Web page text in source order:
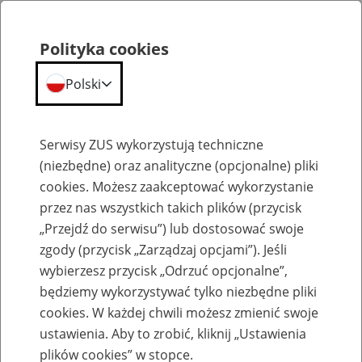
Emerytury
Baza zlikwidowanych lub
przekształconych zakładów pracy
Polityka cookies
Polski
Serwisy ZUS wykorzystują techniczne
(niezbędne) oraz analityczne (opcjonalne) pliki
cookies. Możesz zaakceptować wykorzystanie
przez nas wszystkich takich plików (przycisk
„Przejdź do serwisu”) lub dostosować swoje
zgody (przycisk „Zarządzaj opcjami”). Jeśli
wybierzesz przycisk „Odrzuć opcjonalne”,
będziemy wykorzystywać tylko niezbędne pliki
cookies. W każdej chwili możesz zmienić swoje
ustawienia. Aby to zrobić, kliknij „Ustawienia
plików cookies” w stopce.